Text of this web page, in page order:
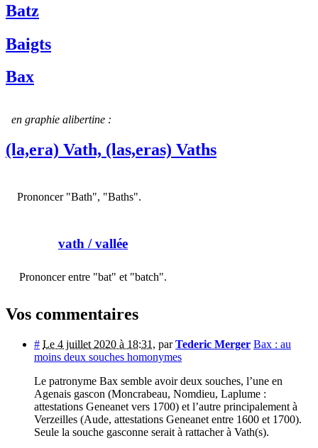
Batz
Baigts
Bax
en graphie alibertine :
(la,era) Vath, (las,eras) Vaths
Prononcer "Bath", "Baths".
vath / vallée
Prononcer entre "bat" et "batch".
Vos commentaires
# Le 4 juillet 2020 à 18:31 , parTederic Merger Bax : au
moins deux souches homonymes
Le patronyme Bax semble avoir deux souches, l’une en
Agenais gascon (Moncrabeau, Nomdieu, Laplume :
attestations Geneanet vers 1700) et l’autre principalement à
Verzeilles (Aude, attestations Geneanet entre 1600 et 1700).
Seule la souche gasconne serait à rattacher à Vath(s).